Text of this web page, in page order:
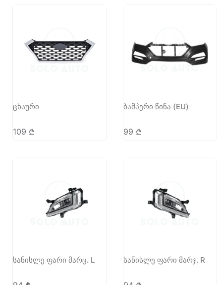
ცხაური
109 ₾
ბამპერი წინა (EU)
99 ₾
სანისლე ფარი მარც. L სანისლე ფარი მარჯ. R